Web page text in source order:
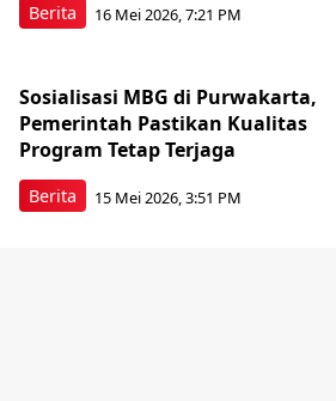
Berita 16 Mei 2026, 7:21 PM
Berita
Sosialisasi MBG di Purwakarta,
Pemerintah Pastikan Kualitas
Program Tetap Terjaga
15 Mei 2026, 3:51 PM